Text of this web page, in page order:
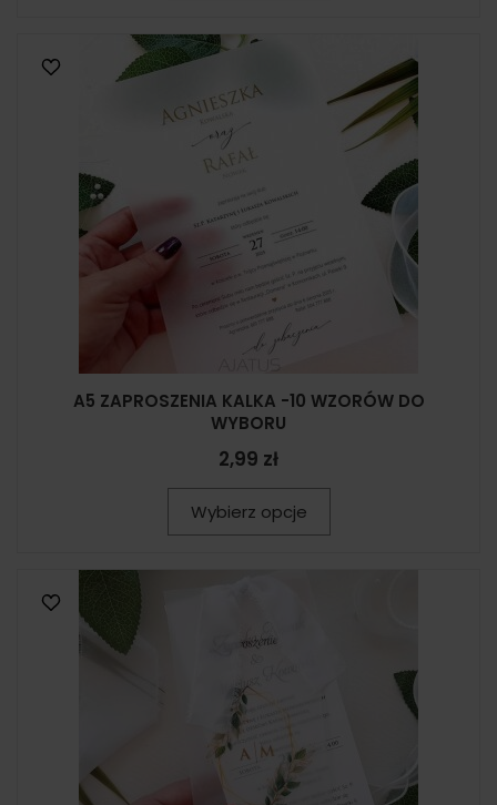
A5 ZAPROSZENIA KALKA -10 WZORÓW DO
WYBORU
2,99 zł
Wybierz opcje